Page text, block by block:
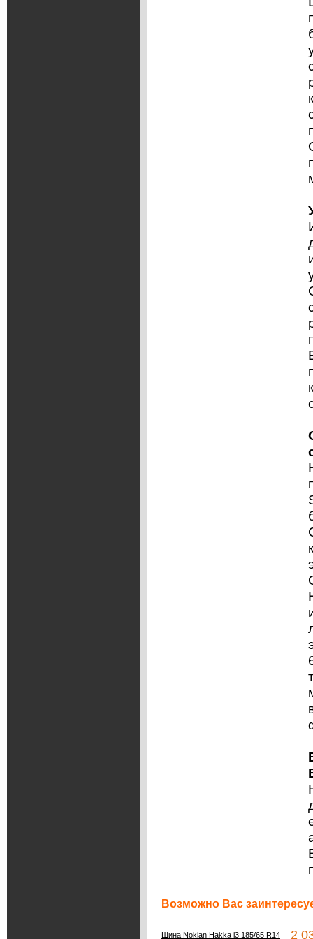
Возможно Вас
Шина Nokian Hakka i3 185/65 R14 2